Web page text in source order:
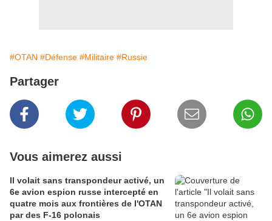
#OTAN #Défense #Militaire #Russie
Partager
Vous aimerez aussi
Il volait sans transpondeur activé, un
6e avion espion russe intercepté en
quatre mois aux frontières de l'OTAN
par des F-16 polonais